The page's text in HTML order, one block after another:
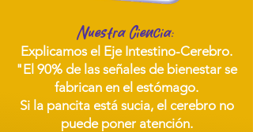
Nuestra Ciencia:
Explicamos el Eje Intestino-Cerebro.
"El 90% de las señales de bienestar se
fabrican en el estómago.
Si la pancita está sucia, el cerebro no
puede poner atención.